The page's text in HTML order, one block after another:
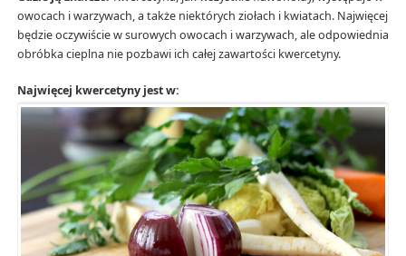
owocach i warzywach, a także niektórych ziołach i kwiatach. Najwięcej
będzie oczywiście w surowych owocach i warzywach, ale odpowiednia
obróbka cieplna nie pozbawi ich całej zawartości kwercetyny.
Najwięcej kwercetyny jest w: